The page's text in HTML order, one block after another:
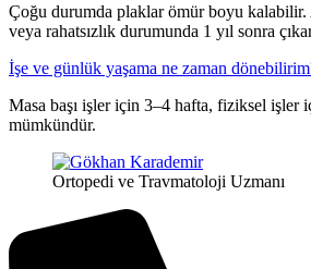
Çoğu durumda plaklar ömür boyu kalabilir.
veya rahatsızlık durumunda 1 yıl sonra
İşe ve günlük yaşama ne zaman
Masa başı işler için 3–4 hafta, fiziksel işler
mümkündür.
Ortopedi ve Travmatoloji Uzmanı